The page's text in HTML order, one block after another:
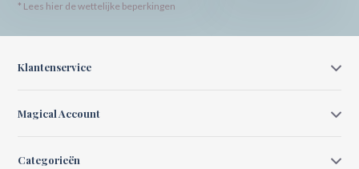
* Lees hier de wettelijke beperkingen
Klantenservice
Magical Account
Categorieën